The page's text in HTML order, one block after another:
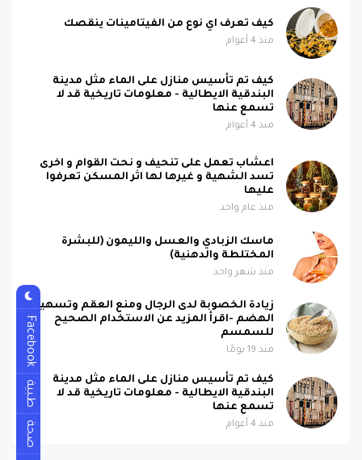
كيف تعرف اي نوع من الفيتامينات ينقصك
منذ 4 أعوام
كيف تم تأسيس منازل على الماء مثل مدينة
البندقية الايطالية - معلومات تاريخية قد لا
تسمع عنها
منذ 4 أعوام
اعشاب تعمل على تنحيف و نحت القوام و اخرى
تسد الشهية و غيرها لها اثر المسكن تعرفوا
عليها
منذ عام واحد
ماسك الزبادي والعسل والليمون (للبشرة
المختلطة والدهنية)
منذ شهر واحد
زيادة الخصوبة لدى الرجال ومنع العقم وتسهيل
الهضم -اقرأ المزيد عن الاستخدام الصحيح
للسمسم
منذ 19 يومًا
كيف تم تأسيس منازل على الماء مثل مدينة
البندقية الايطالية - معلومات تاريخية قد لا
تسمع عنها
منذ 4 أعوام
Facebook
طبية
صحة